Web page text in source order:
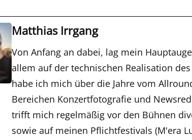
Matthias Irrgang
Von Anfang an dabei, lag mein
allem auf der technischen Realisation
habe ich mich über die Jahre vom
Bereichen Konzertfotografie und
trifft mich regelmäßig vor den Bühnen
sowie auf meinen Pflichtfestivals (M'era